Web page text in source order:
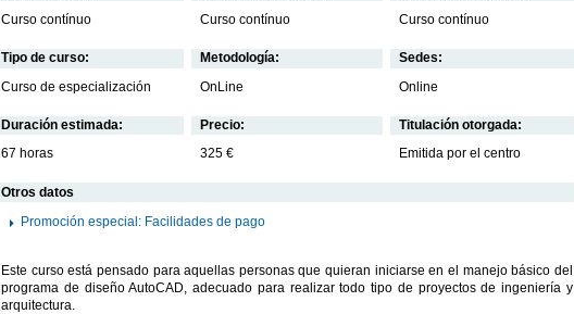
Curso contínuo
Curso contínuo
Curso contínuo
Tipo de curso:
Curso de especialización
Metodología:
OnLine
Sedes:
Online
Duración estimada:
67 horas
Precio:
325 €
Titulación otorgada:
Emitida por el centro
Otros datos
Promoción especial: Facilidades de pago
Este curso está pensado para aquellas personas que quieran iniciarse en el manejo básico del
programa de diseño AutoCAD, adecuado para realizar todo tipo de proyectos de ingeniería y
arquitectura.